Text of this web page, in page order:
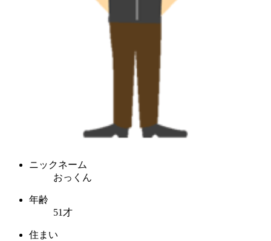
ニックネーム
おっくん
年齢
51才
住まい